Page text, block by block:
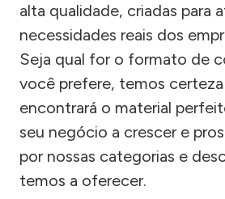
alta qualidade, criadas para
necessidades reais dos
Seja qual for o formato de
você prefere, temos
encontrará o material
seu negócio a crescer e
por nossas categorias e
temos a oferecer.